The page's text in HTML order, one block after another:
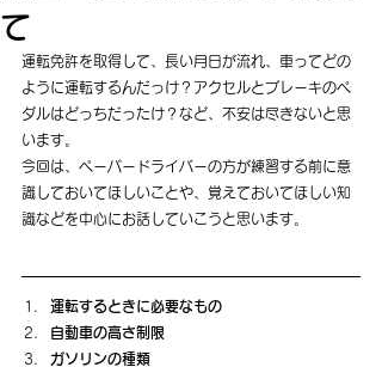
て
運転免許を取得して、長い月日が流れ、車ってどの
ように運転するんだっけ？アクセルとブレーキのペ
ダルはどっちだったけ？など、不安は尽きないと思
います。
今回は、ペーパードライバーの方が練習する前に意
識しておいてほしいことや、覚えておいてほしい知
識などを中心にお話していこうと思います。
運転するときに必要なもの
自動車の高さ制限
ガソリンの種類